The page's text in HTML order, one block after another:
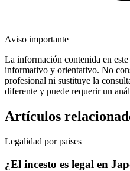
Aviso importante
La información contenida en
informativo y orientativo. No
profesional ni sustituye la
diferente y puede requerir un
Artículos
Legalidad por paises
¿El incesto es legal en